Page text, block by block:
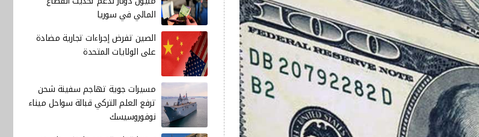
المالي في سوريا
الصين تفرض إجراءات تجارية مضادة
على الولايات المتحدة
مسيرات جوية تهاجم سفينة شحن
ترفع العلم التركي قبالة سواحل ميناء
نوفوروسيسك